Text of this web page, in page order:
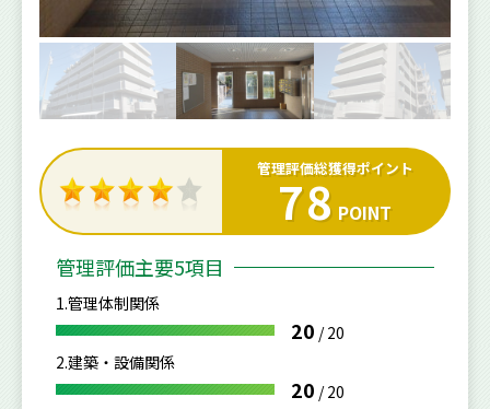
管理評価総獲得ポイント
78 POINT
管理評価主要5項目
1.管理体制関係
20 /20
2.建築・設備関係
20 /20